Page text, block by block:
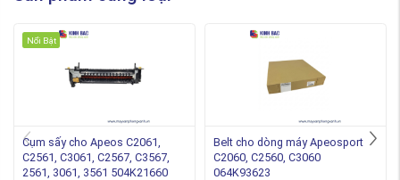
Nổi Bật
Cụm sấy cho Apeos C2061,
C2561, C3061, C2567, C3567,
2561, 3061, 3561 504K21660
Belt cho dòng máy Apeosport
C2060, C2560, C3060
064K93623